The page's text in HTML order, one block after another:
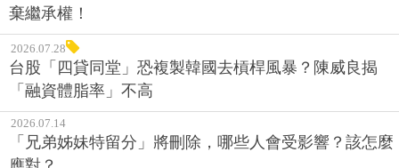
棄繼承權！
2026.07.28
台股「四貸同堂」恐複製韓國去槓桿風暴？陳威良揭
「融資體脂率」不高
2026.07.14
「兄弟姊妹特留分」將刪除，哪些人會受影響？該怎麼